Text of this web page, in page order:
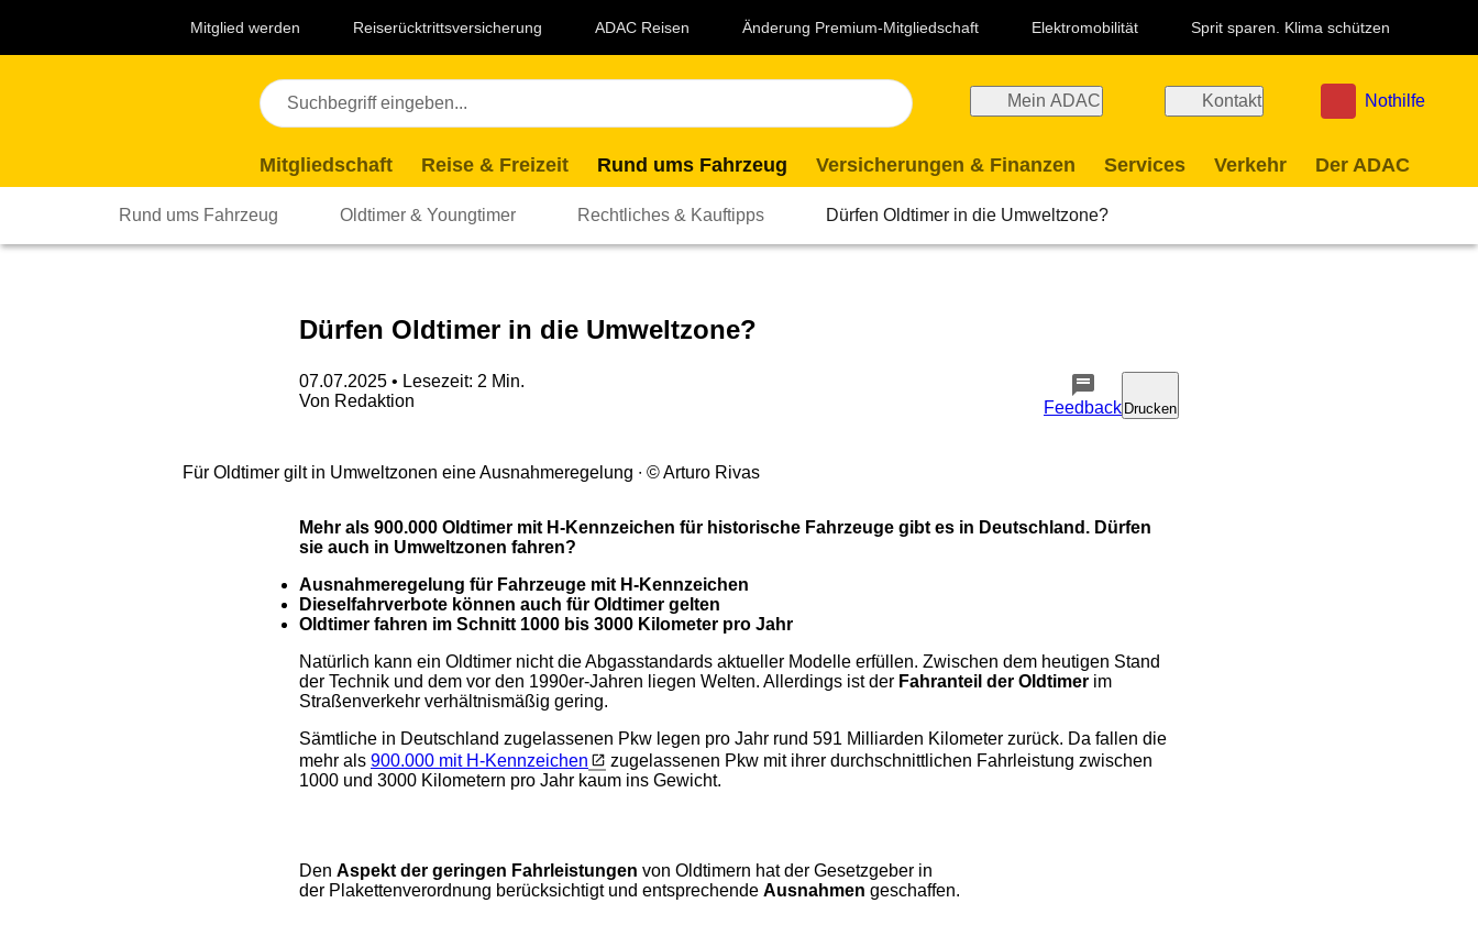
Mitglied werden Reiserücktrittsversicherung ADAC Reisen Änderung Premium-Mitgliedschaft Elektromobilität Sprit sparen. Klima schützen
Mein ADAC Kontakt Nothilfe
Mitgliedschaft Reise & Freizeit Rund ums Fahrzeug Versicherungen & Finanzen Services Verkehr Der ADAC
Rund ums Fahrzeug Oldtimer & Youngtimer Rechtliches & Kauftipps Dürfen Oldtimer in die Umweltzone?
Dürfen Oldtimer in die Umweltzone?
07.07.2025 • Lesezeit: 2 Min.
Von Redaktion Feedback Drucken
Für Oldtimer gilt in Umweltzonen eine Ausnahmeregelung © Arturo Rivas
Mehr als 900.000 Oldtimer mit H-Kennzeichen für historische Fahrzeuge gibt es in Deutschland. Dürfen
sie auch in Umweltzonen fahren?
Ausnahmeregelung für Fahrzeuge mit H-Kennzeichen
Dieselfahrverbote können auch für Oldtimer gelten
Oldtimer fahren im Schnitt 1000 bis 3000 Kilometer pro Jahr
Natürlich kann ein Oldtimer nicht die Abgasstandards aktueller Modelle erfüllen. Zwischen dem heutigen Stand
der Technik und dem vor den 1990er-Jahren liegen Welten. Allerdings ist der Fahranteil der Oldtimer im
Straßenverkehr verhältnismäßig gering.
Sämtliche in Deutschland zugelassenen Pkw legen pro Jahr rund 591 Milliarden Kilometer zurück. Da fallen die
mehr als 900.000 mit H-Kennzeichen
zugelassenen Pkw mit ihrer durchschnittlichen Fahrleistung zwischen
1000 und 3000 Kilometern pro Jahr kaum ins Gewicht.
Den Aspekt der geringen Fahrleistungen von Oldtimern hat der Gesetzgeber in
der Plakettenverordnung berücksichtigt und entsprechende Ausnahmen geschaffen.